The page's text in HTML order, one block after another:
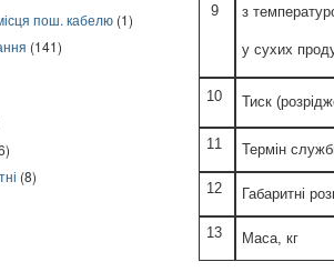
пош. кабелю (1)
(141)
(8)
9 з
у сухих
10 Тиск
11 Термін
12 Габаритні
13 Маса, кг